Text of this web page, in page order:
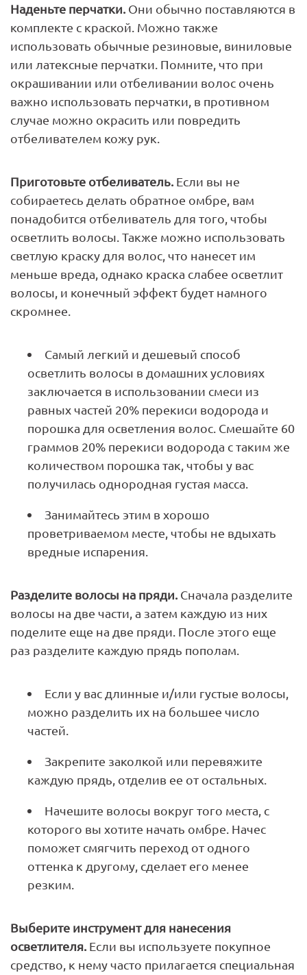
Наденьте перчатки. Они обычно поставляются в
комплекте с краской. Можно также
использовать обычные резиновые, виниловые
или латексные перчатки. Помните, что при
окрашивании или отбеливании волос очень
важно использовать перчатки, в противном
случае можно окрасить или повредить
отбеливателем кожу рук.
Приготовьте отбеливатель. Если вы не
собираетесь делать обратное омбре, вам
понадобится отбеливатель для того, чтобы
осветлить волосы. Также можно использовать
светлую краску для волос, что нанесет им
меньше вреда, однако краска слабее осветлит
волосы, и конечный эффект будет намного
скромнее.
Самый легкий и дешевый способ
осветлить волосы в домашних условиях
заключается в использовании смеси из
равных частей 20% перекиси водорода и
порошка для осветления волос. Смешайте 60
граммов 20% перекиси водорода с таким же
количеством порошка так, чтобы у вас
получилась однородная густая масса.
Занимайтесь этим в хорошо
проветриваемом месте, чтобы не вдыхать
вредные испарения.
Разделите волосы на пряди. Сначала разделите
волосы на две части, а затем каждую из них
поделите еще на две пряди. После этого еще
раз разделите каждую прядь пополам.
Если у вас длинные и/или густые волосы,
можно разделить их на большее число
частей.
Закрепите заколкой или перевяжите
каждую прядь, отделив ее от остальных.
Начешите волосы вокруг того места, с
которого вы хотите начать омбре. Начес
поможет смягчить переход от одного
оттенка к другому, сделает его менее
резким.
Выберите инструмент для нанесения
осветлителя. Если вы используете покупное
средство, к нему часто прилагается специальная